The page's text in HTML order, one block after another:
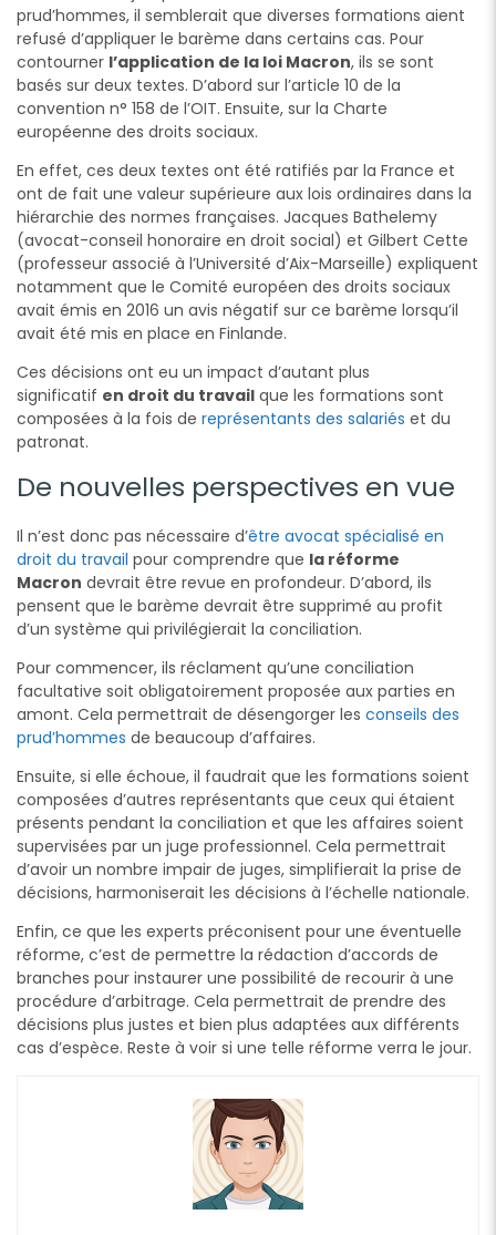
prud’hommes, il semblerait que diverses formations aient
refusé d’appliquer le barème dans certains cas. Pour
contourner l’application de la loi Macron, ils se sont
basés sur deux textes. D’abord sur l’article 10 de la
convention n° 158 de l’OIT. Ensuite, sur la Charte
européenne des droits sociaux.
En effet, ces deux textes ont été ratifiés par la France et
ont de fait une valeur supérieure aux lois ordinaires dans la
hiérarchie des normes françaises. Jacques Bathelemy
(avocat-conseil honoraire en droit social) et Gilbert Cette
(professeur associé à l’Université d’Aix-Marseille) expliquent
notamment que le Comité européen des droits sociaux
avait émis en 2016 un avis négatif sur ce barème lorsqu’il
avait été mis en place en Finlande.
Ces décisions ont eu un impact d’autant plus
significatif en droit du travail que les formations sont
composées à la fois de représentants des salariés et du
patronat.
De nouvelles perspectives en vue
Il n’est donc pas nécessaire d’être avocat spécialisé en
droit du travail pour comprendre que la réforme
Macron devrait être revue en profondeur. D’abord, ils
pensent que le barème devrait être supprimé au profit
d’un système qui privilégierait la conciliation.
Pour commencer, ils réclament qu’une conciliation
facultative soit obligatoirement proposée aux parties en
amont. Cela permettrait de désengorger les conseils des
prud’hommes de beaucoup d’affaires.
Ensuite, si elle échoue, il faudrait que les formations soient
composées d’autres représentants que ceux qui étaient
présents pendant la conciliation et que les affaires soient
supervisées par un juge professionnel. Cela permettrait
d’avoir un nombre impair de juges, simplifierait la prise de
décisions, harmoniserait les décisions à l’échelle nationale.
Enfin, ce que les experts préconisent pour une éventuelle
réforme, c’est de permettre la rédaction d’accords de
branches pour instaurer une possibilité de recourir à une
procédure d’arbitrage. Cela permettrait de prendre des
décisions plus justes et bien plus adaptées aux différents
cas d’espèce. Reste à voir si une telle réforme verra le jour.